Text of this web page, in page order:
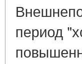
период